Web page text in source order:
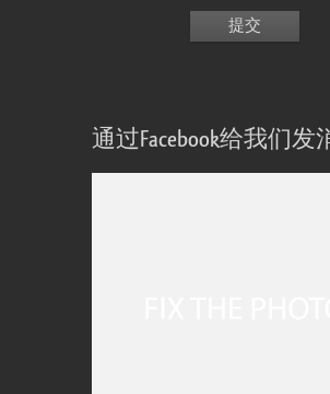
通过Facebook给我们发